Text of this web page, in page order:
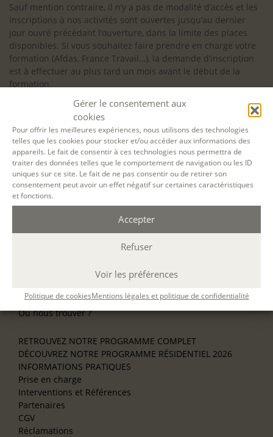
Gérer le consentement aux
cookies
Pour offrir les meilleures expériences, nous utilisons des technologies
telles que les cookies pour stocker et/ou accéder aux informations des
appareils. Le fait de consentir à ces technologies nous permettra de
traiter des données telles que le comportement de navigation ou les ID
uniques sur ce site. Le fait de ne pas consentir ou de retirer son
consentement peut avoir un effet négatif sur certaines caractéristiques
et fonctions.
Accepter
Refuser
Voir les préférences
Politique de cookiesMentions légales et politique de confidentialité
Sauf mention contraire, il n’y a pas de modalité d’accès et les
inscriptions à nos activités sont ouvertes jusqu’au dernier
jour ouvré précédant l’ouverture, dans la limite des places
disponibles. Si vous souhaitez faire prendre en charge votre
formation (Afdas, France Travail…), la demande d’inscription
est à effectuer au plus tard un mois avant le début de la
formation.
NOS ATELIERS
L’école d’écriture
La fabrique du manuscrit
Les stages pour artistes-auteurs
Se former à la biographie
Se former à l’animation
NOS VILLES
Nos ateliers à Bordeaux
Écrire en ligne
Où nous trouver ?
RETROUVEZ NOTRE PROGRAMME COMPLET
DÉCOUVREZ NOTRE PROGRAMME RÉSIDENTIEL 2026
INFORMATIONS PRATIQUES
Prise en charge
Interventions et Références
Partenaires
CGV
Réclamations